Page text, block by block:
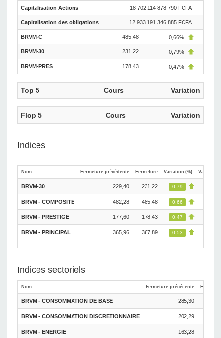
Capitalisation Actions 18 702 114 878 790 FCFA
Capitalisation des obligations 12 933 191 346 885 FCFA
BRVM-C 485,48 0,66%
BRVM-30 231,22 0,79%
BRVM-PRES 178,43 0,47%
Top 5 Cours Variation
Flop 5 Cours Variation
Indices
Nom Fermeture précédente Fermeture Variation (%) Variation
BRVM-30 229,40 231,22 0,79
BRVM - COMPOSITE 482,28 485,48 0,66
BRVM - PRESTIGE 177,60 178,43 0,47
BRVM - PRINCIPAL 365,96 367,89 0,53
Indices sectoriels
Nom Fermeture précédente
BRVM - CONSOMMATION DE BASE 285,30
BRVM - CONSOMMATION DISCRETIONNAIRE 202,29
BRVM - ENERGIE 163,28